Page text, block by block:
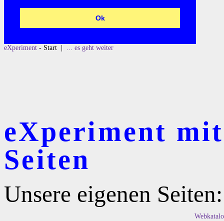
Ok
eXperiment - Start | ... es geht weiter
eXperiment
Seiten
Unsere eigenen Seiten: